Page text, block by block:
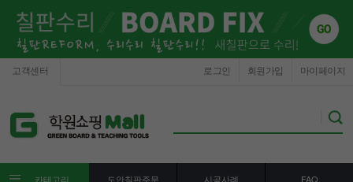
고객센터 마이페이지
회원가입
로그인
카테고리 도안칠판주문 시공사례 FAQ